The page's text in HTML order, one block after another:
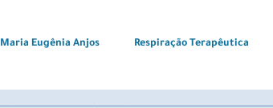
Maria Eugênia Anjos Respiração Terapêutica